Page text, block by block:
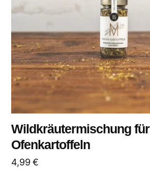
Wildkräutermischung für
Ofenkartoffeln
4,99€